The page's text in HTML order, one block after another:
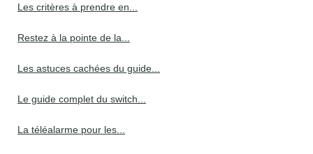
Les critères à prendre en...
Restez à la pointe de la...
Les astuces cachées du guide...
Le guide complet du switch...
La téléalarme pour les...